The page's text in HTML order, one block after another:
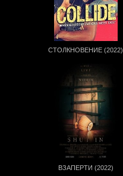
СТОЛКНОВЕНИЕ (2022)
ВЗАПЕРТИ (2022)